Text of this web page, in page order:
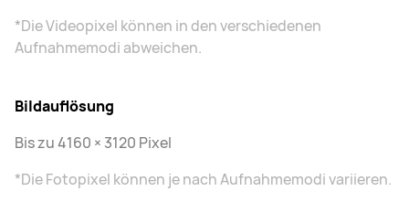
*Die Videopixel können in den verschiedenen
Aufnahmemodi abweichen.
Bildauflösung
Bis zu 4160 × 3120 Pixel
*Die Fotopixel können je nach Aufnahmemodi variieren.